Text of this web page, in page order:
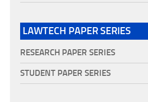
LAWTECH PAPER SERIES
RESEARCH PAPER SERIES
STUDENT PAPER SERIES